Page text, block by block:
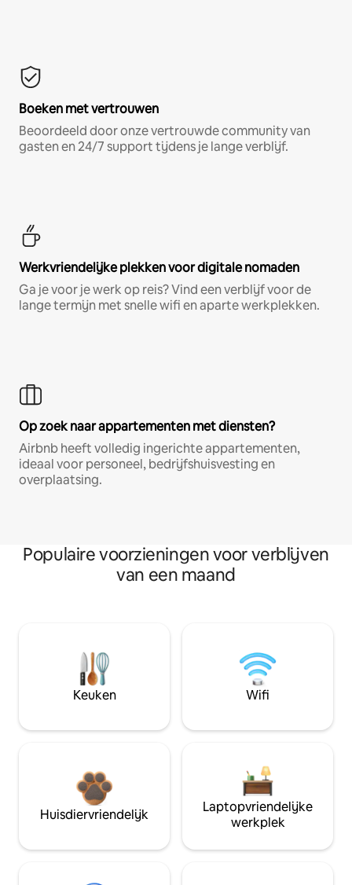
Boeken met vertrouwen
Beoordeeld door onze vertrouwde community van
gasten en 24/7 support tijdens je lange verblijf.
Werkvriendelijke plekken voor digitale nomaden
Ga je voor je werk op reis? Vind een verblijf voor de
lange termijn met snelle wifi en aparte werkplekken.
Op zoek naar appartementen met diensten?
Airbnb heeft volledig ingerichte appartementen,
ideaal voor personeel, bedrijfshuisvesting en
overplaatsing.
Populaire voorzieningen voor verblijven
van een maand
Keuken Wifi
Huisdiervriendelijk
Laptopvriendelijke
werkplek